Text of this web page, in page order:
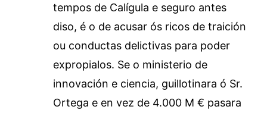
tempos de Calígula e seguro antes
diso, é o de acusar ós ricos de traición
ou conductas delictivas para poder
expropialos. Se o ministerio de
innovación e ciencia, guillotinara ó Sr.
Ortega e en vez de 4.000 M € pasara